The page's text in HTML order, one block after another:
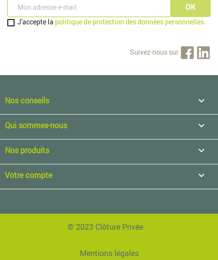
J'accepte la politique de protection des données personnelles.
Suivez-nous sur
Nos conseils 
Qui sommes-nous 
Nos produits 
Votre compte 
© 2023 Clôture Privée
Mentions légales